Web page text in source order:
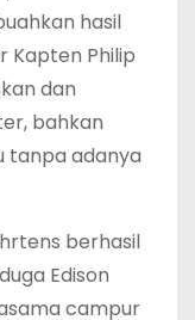
hasil
Kapten Philip
dan
bahkan
tanpa adanya
berhasil
Edison
campur